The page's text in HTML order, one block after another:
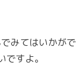
みてはいかがで
すよ。